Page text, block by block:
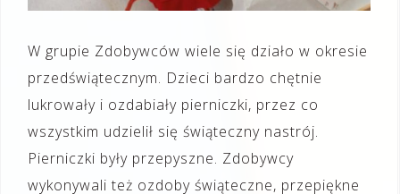
W grupie Zdobywców wiele się działo w okresie
przedświątecznym. Dzieci bardzo chętnie
lukrowały i ozdabiały pierniczki, przez co
wszystkim udzielił się świąteczny nastrój.
Pierniczki były przepyszne. Zdobywcy
wykonywali też ozdoby świąteczne, przepiękne